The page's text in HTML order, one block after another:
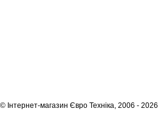
© Інтернет-магазин Євро Техніка, 2006 - 2026